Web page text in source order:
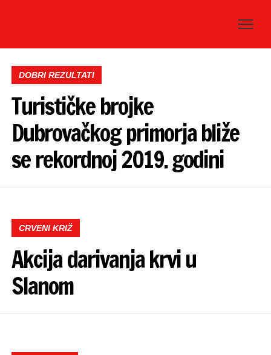
DOBRI REZULTATI
Turističke brojke
Dubrovačkog primorja bliže
se rekordnoj 2019. godini
CRVENI KRIŽ
Akcija darivanja krvi u
Slanom